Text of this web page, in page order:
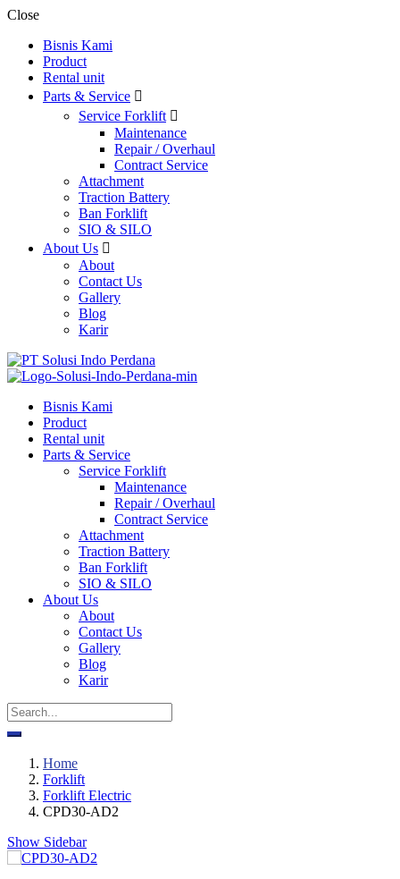
Close
Bisnis Kami
Product
Rental unit
Parts & Service
Service Forklift
Maintenance
Repair / Overhaul
Contract Service
Attachment
Traction Battery
Ban Forklift
SIO & SILO
About Us
About
Contact Us
Gallery
Blog
Karir
Bisnis Kami
Product
Rental unit
Parts & Service
Service Forklift
Maintenance
Repair / Overhaul
Contract Service
Attachment
Traction Battery
Ban Forklift
SIO & SILO
About Us
About
Contact Us
Gallery
Blog
Karir
Home
Forklift
Forklift Electric
CPD30-AD2
Show Sidebar